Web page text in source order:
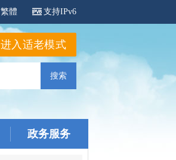
繁體 支持IPv6
进入适老模式
政务服务